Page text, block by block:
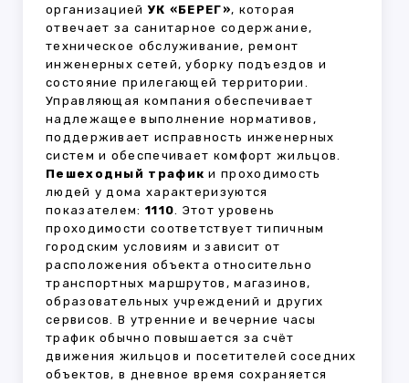
организациейУК «БЕРЕГ», которая
отвечает за санитарное содержание,
техническое обслуживание, ремонт
инженерных сетей, уборку подъездов и
состояние прилегающей территории.
Управляющая компания обеспечивает
надлежащее выполнение нормативов,
поддерживает исправность инженерных
систем и обеспечивает комфорт жильцов.
Пешеходный трафик и проходимость
людей у дома характеризуются
показателем: 1110. Этот уровень
проходимости соответствует типичным
городским условиям и зависит от
расположения объекта относительно
транспортных маршрутов, магазинов,
образовательных учреждений и других
сервисов. В утренние и вечерние часы
трафик обычно повышается за счёт
движения жильцов и посетителей соседних
объектов, в дневное время сохраняется